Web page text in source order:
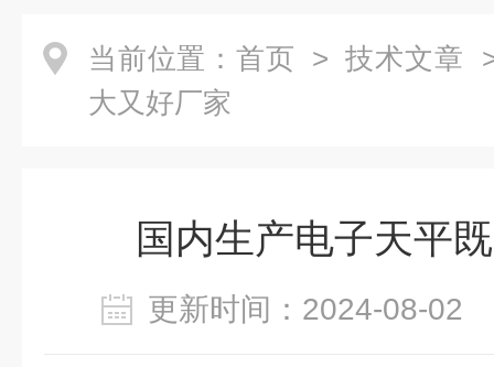
当前位置： 首页 > 技术文章
大又好厂家
国内生产电子天平
更新时间：2024-08-